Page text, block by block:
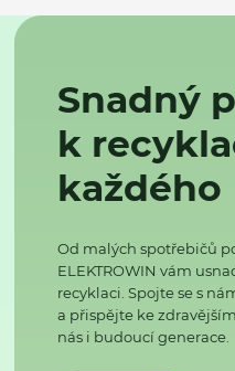
Snadný
k
každého
Od malých spotřebičů
ELEKTROWIN vám
recyklaci. Spojte se s
a přispějte ke
nás i budoucí generace.